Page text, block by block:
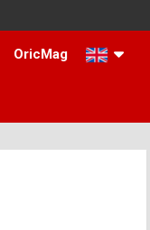
OricMag